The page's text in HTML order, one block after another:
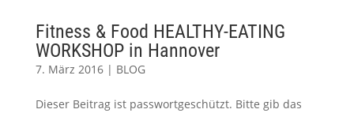
Fitness & Food HEALTHY-EATING
WORKSHOP in Hannover
7. März 2016| BLOG
Dieser Beitrag ist passwortgeschützt. Bitte gib das